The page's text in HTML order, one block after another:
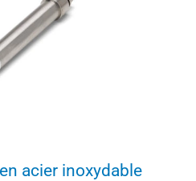
acier inoxydable